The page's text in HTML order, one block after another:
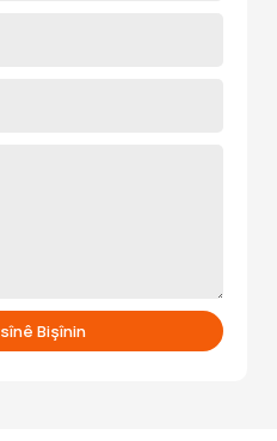
Bişînin